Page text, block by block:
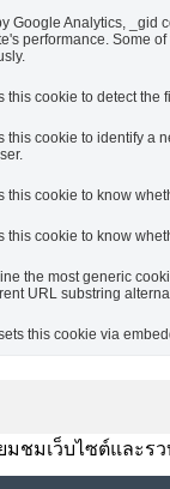
Google Analytics, _gid
performance. Some
this cookie to detect the
this cookie to identify a
this cookie to know
this cookie to know
the most generic
URL substring
this cookie via
ชมเว็บไซต์และ